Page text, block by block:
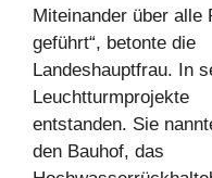
Miteinander über alle
geführt“, betonte die
Landeshauptfrau. In
Leuchtturmprojekte
entstanden. Sie
den Bauhof, das